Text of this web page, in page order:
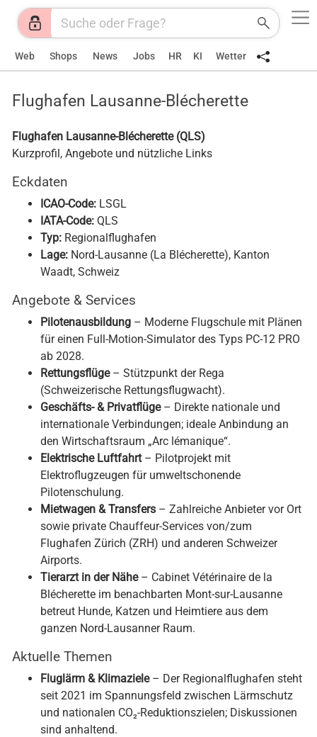
Web Shops News Jobs HR KI Wetter
Flughafen Lausanne-Blécherette
Flughafen Lausanne-Blécherette (QLS)
Kurzprofil, Angebote und nützliche Links
Eckdaten
ICAO-Code: LSGL
IATA-Code: QLS
Typ: Regionalflughafen
Lage: Nord-Lausanne (La Blécherette), Kanton
Waadt, Schweiz
Angebote & Services
Pilotenausbildung – Moderne Flugschule mit Plänen
für einen Full-Motion-Simulator des Typs PC-12 PRO
ab 2028.
Rettungsflüge– Stützpunkt der Rega
(Schweizerische Rettungsflugwacht).
Geschäfts- & Privatflüge– Direkte nationale und
internationale Verbindungen; ideale Anbindung an
den Wirtschaftsraum „Arc lémanique“.
Elektrische Luftfahrt– Pilotprojekt mit
Elektroflugzeugen für umweltschonende
Pilotenschulung.
Mietwagen & Transfers – Zahlreiche Anbieter vor Ort
sowie private Chauffeur-Services von/zum
Flughafen Zürich (ZRH) und anderen Schweizer
Airports.
Tierarzt in der Nähe– Cabinet Vétérinaire de la
Blécherette im benachbarten Mont-sur-Lausanne
betreut Hunde, Katzen und Heimtiere aus dem
ganzen Nord-Lausanner Raum.
Aktuelle Themen
Fluglärm & Klimaziele– Der Regionalflughafen steht
seit 2021 im Spannungsfeld zwischen Lärmschutz
und nationalen CO₂-Reduktionszielen; Diskussionen
sind anhaltend.